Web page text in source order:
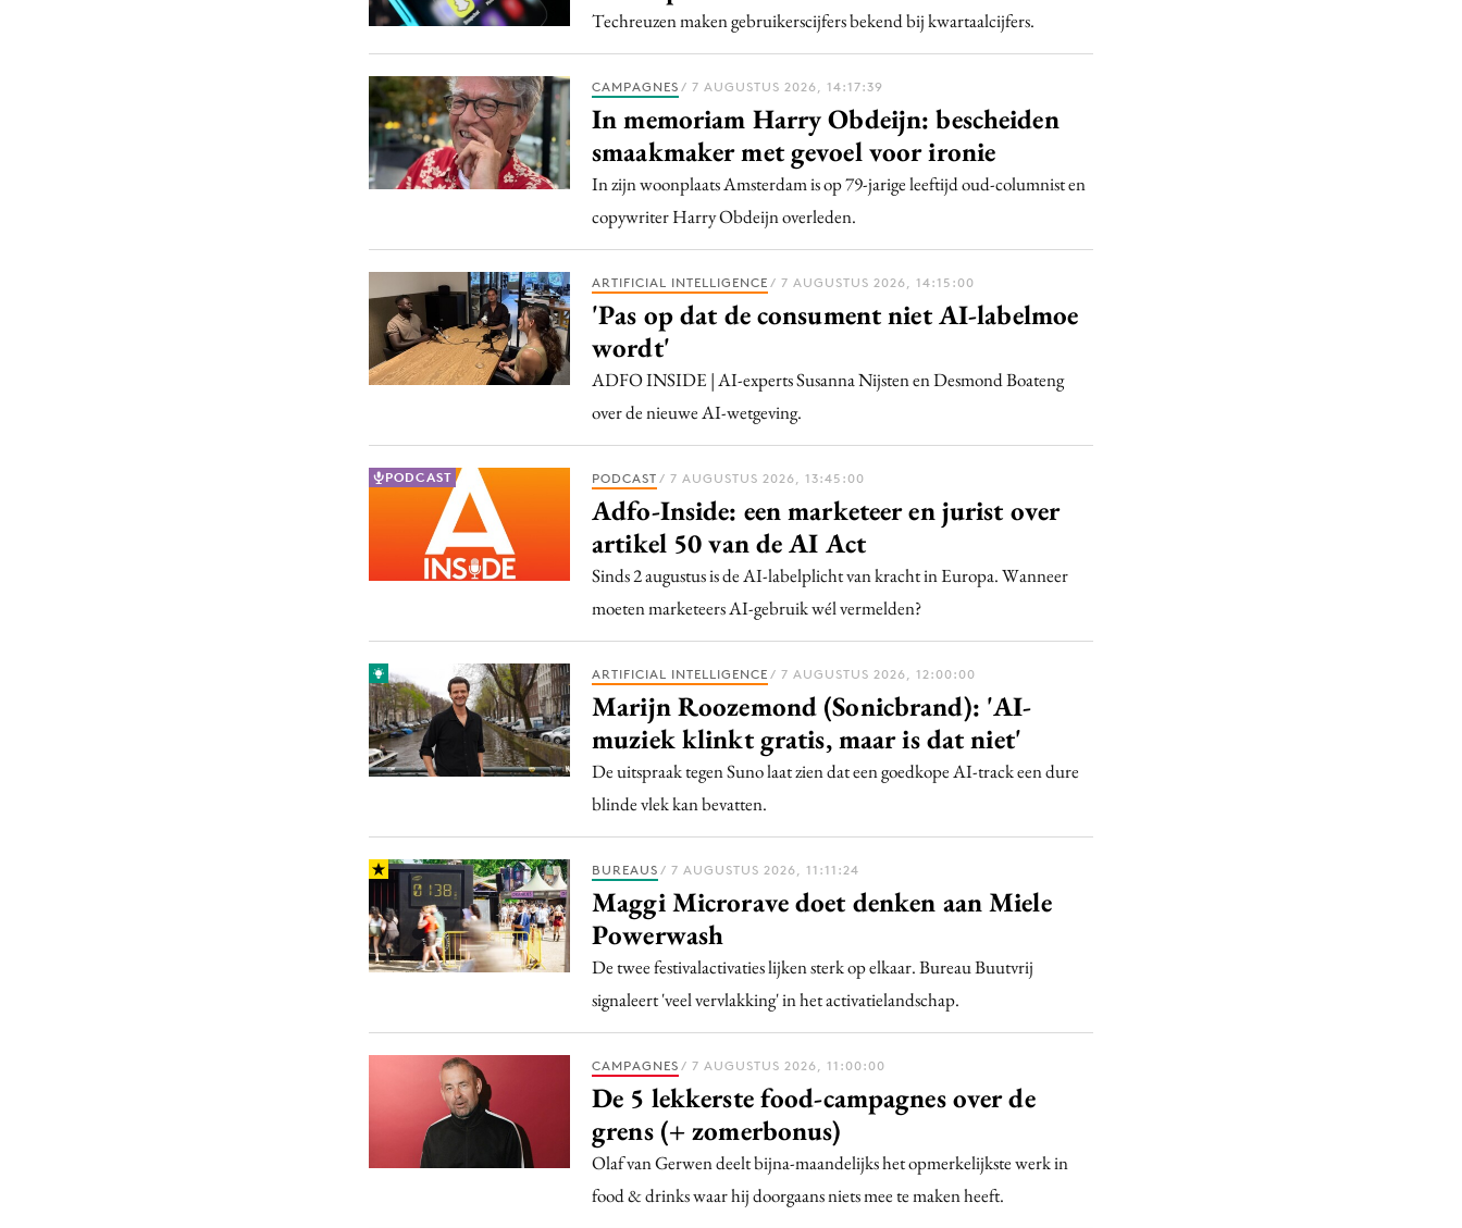
Interne communicatie
Martech
Purpose Marketing
Techreuzen maken gebruikerscijfers bekend bij kwartaalcijfers.
CAMPAGNES / 7 AUGUSTUS 2026, 14:17:39
In memoriam Harry Obdeijn: bescheiden
smaakmaker met gevoel voor ironie
In zijn woonplaats Amsterdam is op 79-jarige leeftijd oud-columnist en
copywriter Harry Obdeijn overleden.
ARTIFICIAL INTELLIGENCE / 7 AUGUSTUS 2026, 14:15:00
'Pas op dat de consument niet AI-labelmoe
wordt'
ADFO INSIDE | AI-experts Susanna Nijsten en Desmond Boateng
over de nieuwe AI-wetgeving.
PODCAST PODCAST / 7 AUGUSTUS 2026, 13:45:00
Adfo-Inside: een marketeer en jurist over
artikel 50 van de AI Act
Sinds 2 augustus is de AI-labelplicht van kracht in Europa. Wanneer
moeten marketeers AI-gebruik wél vermelden?
ARTIFICIAL INTELLIGENCE / 7 AUGUSTUS 2026, 12:00:00
Marijn Roozemond (Sonicbrand): 'AI-
muziek klinkt gratis, maar is dat niet'
De uitspraak tegen Suno laat zien dat een goedkope AI-track een dure
blinde vlek kan bevatten.
BUREAUS / 7 AUGUSTUS 2026, 11:11:24
Maggi Microrave doet denken aan Miele
Powerwash
De twee festivalactivaties lijken sterk op elkaar. Bureau Buutvrij
signaleert 'veel vervlakking' in het activatielandschap.
CAMPAGNES / 7 AUGUSTUS 2026, 11:00:00
De 5 lekkerste food-campagnes over de
grens (+ zomerbonus)
Olaf van Gerwen deelt bijna-maandelijks het opmerkelijkste werk in
food & drinks waar hij doorgaans niets mee te maken heeft.